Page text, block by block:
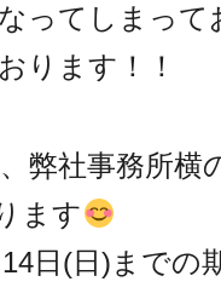
ってしまっ
ります！！
弊社事務所横
ます
日(日)までの